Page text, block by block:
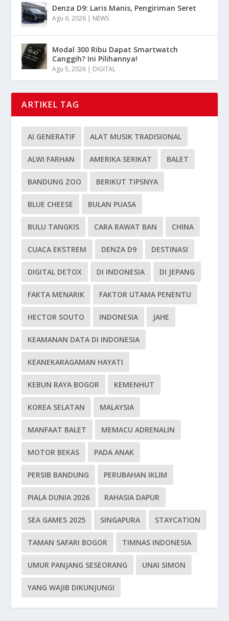
Denza D9: Laris Manis, Pengiriman Seret
Agu 6, 2026 | NEWS
Modal 300 Ribu Dapat Smartwatch
Canggih? Ini Pilihannya!
Agu 5, 2026 | DIGITAL
ARTIKEL TAG
AI GENERATIF ALAT MUSIK TRADISIONAL
ALWI FARHAN AMERIKA SERIKAT BALET
BANDUNG ZOO BERIKUT TIPSNYA
BLUE CHEESE BULAN PUASA
BULU TANGKIS CARA RAWAT BAN CHINA
CUACA EKSTREM DENZA D9 DESTINASI
DIGITAL DETOX DI INDONESIA DI JEPANG
FAKTA MENARIK FAKTOR UTAMA PENENTU
HECTOR SOUTO INDONESIA JAHE
KEAMANAN DATA DI INDONESIA
KEANEKARAGAMAN HAYATI
KEBUN RAYA BOGOR KEMENHUT
KOREA SELATAN MALAYSIA
MANFAAT BALET MEMACU ADRENALIN
MOTOR BEKAS PADA ANAK
PERSIB BANDUNG PERUBAHAN IKLIM
PIALA DUNIA 2026 RAHASIA DAPUR
SEA GAMES 2025 SINGAPURA STAYCATION
TAMAN SAFARI BOGOR TIMNAS INDONESIA
UMUR PANJANG SESEORANG UNAI SIMON
YANG WAJIB DIKUNJUNGI